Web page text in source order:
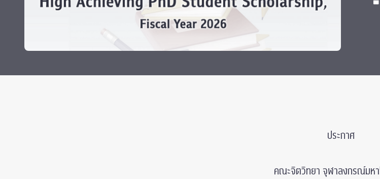
ทุนและรางวัล
ประกาศ
คณะจิตวิทยา จุฬาลงกรณ์มห